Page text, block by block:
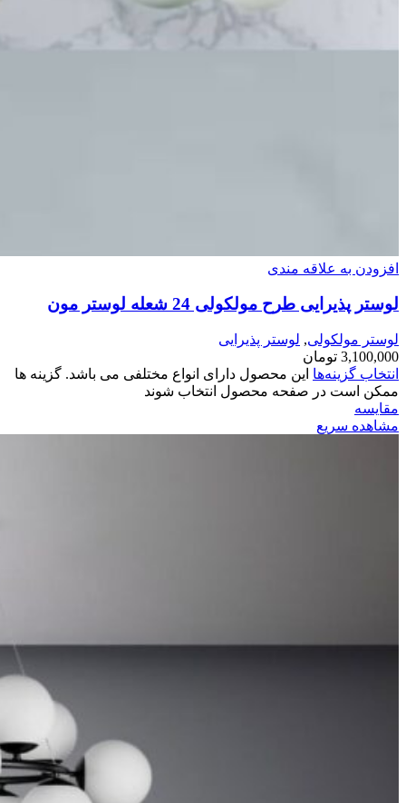
افزودن به علاقه مندی
لوستر پذیرایی طرح مولکولی 24 شعله لوستر مون
لوستر مولکولی, لوستر پذیرایی
3,100,000 تومان
انتخاب گزینه‌ها این محصول دارای انواع مختلفی می باشد. گزینه ها
ممکن است در صفحه محصول انتخاب شوند
مقایسه
مشاهده سریع